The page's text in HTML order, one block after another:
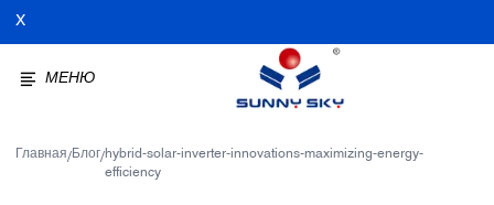
X
МЕНЮ
Главная/Блог/hybrid-solar-inverter-innovations-maximizing-energy-
efficiency